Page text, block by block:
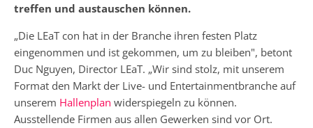
treffen und austauschen können.
„Die LEaT con hat in der Branche ihren festen Platz
eingenommen und ist gekommen, um zu bleiben", betont
Duc Nguyen, Director LEaT. „Wir sind stolz, mit unserem
Format den Markt der Live- und Entertainmentbranche auf
unserem Hallenplan widerspiegeln zu können.
Ausstellende Firmen aus allen Gewerken sind vor Ort.